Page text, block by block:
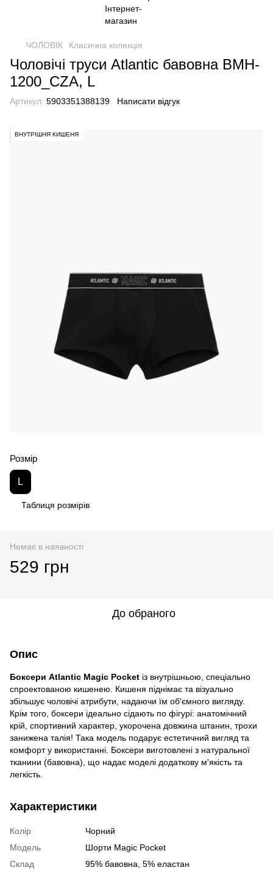
ЧОЛОВІК Класична колекція
Чоловічі труси Atlantic бавовна BMH-
1200_CZA, L
Артикул: 5903351388139 Написати відгук
ВНУТРІШНЯ КИШЕНЯ
Розмір
L
Таблиця розмірів
Немає в наявності
529 грн
До обраного
Опис
Боксери Atlantic Magic Pocket із внутрішньою, спеціально
спроектованою кишенею. Кишеня піднімає та візуально
збільшує чоловічі атрибути, надаючи їм об'ємного вигляду.
Крім того, боксери ідеально сідають по фігурі: анатомічний
крій, спортивний характер, укорочена довжина штанин, трохи
занижена талія! Така модель подарує естетичний вигляд та
комфорт у використанні. Боксери виготовлені з натуральної
тканини (бавовна), що надає моделі додаткову м'якість та
легкість.
Характеристики
Колір
Чорний
Модель
Шорти Magic Pocket
Склад
95% бавовна, 5% еластан